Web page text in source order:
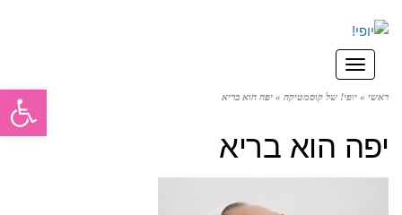
תפריט
ראשי » יופי! של קוסמטיקה » יפה הוא בריא
יפה הוא בריא
פתח